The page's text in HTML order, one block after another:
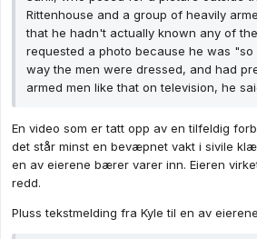
Rittenhouse and a group of heavily
that he hadn't actually known any of
requested a photo because he was "so
way the men were dressed, and had
armed men like that on television, he
En video som er tatt opp av en tilfeldig
det står minst en bevæpnet vakt i sivile
en av eierene bærer varer inn. Eieren
redd.
Pluss tekstmelding fra Kyle til en av